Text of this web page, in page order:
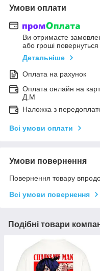
Умови оплати
Ви отримаєте
або гроші
Детальніше
Оплата на рахунок
Оплата онлайн на
Д.М
Наложка з
Всі умови оплати
Умови повернення
Повернення товару
Всі умови повернення
Подібні товари